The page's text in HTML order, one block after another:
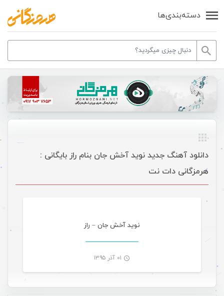
دسته‌بندی‌ها
دانلود آهنگ جدید نوید آخش جان بنام راز بایگانی :
هرمزگانی دات نت
نوید آخش جان – راز
۰۱ آذر ۱۳۹۵